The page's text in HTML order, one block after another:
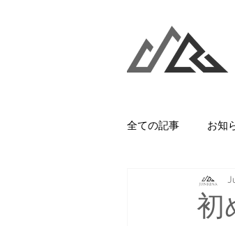
全ての記事 お知
Backcountry
初